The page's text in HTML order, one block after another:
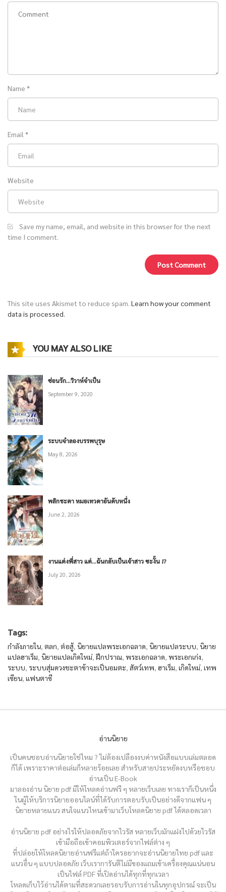
Name *
Email *
Website
Save my name, email, and website in this browser for the next
time I comment.
This site uses Akismet to reduce spam. Learn how your comment
data is processed.
YOU MAY ALSO LIKE
ซ่อนรัก…วิวาห์จำเป็น
September 9, 2020
ระบบจำลองบรรพบุรุษ
May 8, 2026
พลิกชะตา หมอเทวดาอันดับหนึ่ง
June 2, 2026
งานแต่งพี่สาว แต่…ฉันกลับเป็นเจ้าสาว ซะงั้น !?
July 20, 2026
Tags:
กำลังภายใน, ตลก, ต่อสู้, นิยายแปลพระเอกฉลาด, นิยายแปลระบบ, นิยาย
แปลฮาเร็ม, นิยายแปลเกิดใหม่, ฝึกปราณ, พระเอกฉลาด, พระเอกเก่ง,
ระบบ, ระบบสุ่มดวงชะตาข้าจะเป็นอมตะ, สัตว์เทพ, ฮาเร็ม, เกิดใหม่, เทพ
เซียน, แฟนตาซี
อ่านนิยาย
เป็นคนชอบอ่านนิยายใช่ไหม ? ไม่ต้องเปลืองงบค่าหนังสือแบบเล่มตลอด
ก็ได้ เพราะราคาต่อเล่มก็หลายร้อยเลย สำหรับสายประหยัดงบหรือชอบ
อ่านเป็น E-Book
มาลองอ่าน นิยาย pdf มีให้โหลดอ่านฟรี ๆ หลายเว็บเลย ทางเราก็เป็นหนึ่ง
ในผู้ให้บริการนิยายออนไลน์ที่ได้รับการตอบรับเป็นอย่างดีจากแฟน ๆ
นิยายหลายแนว สนใจแนวไหนเข้ามาเว็บโหลดนิยาย pdf ได้ตลอดเวลา
อ่านนิยาย pdf อย่างไรให้ปลอดภัยจากไวรัส หลายเว็บมักแฝงไปด้วยไวรัส
เข้ามือถือเข้าคอมพิวเตอร์จากไฟล์ต่าง ๆ
ที่ปล่อยให้โหลดนิยายอ่านฟรีแต่ถ้าใครอยากจะอ่านนิยายไทย pdf และ
แนวอื่น ๆ แบบปลอดภัย เว็บเราการันตีไม่มีของแถมเข้าเครื่องคุณแน่นอน
เป็นไฟล์ PDF ที่เปิดอ่านได้ทุกที่ทุกเวลา
โหลดเก็บไว้อ่านได้ตามที่สะดวกเลยรอบรับการอ่านในทุกอุปกรณ์ จะเป็น